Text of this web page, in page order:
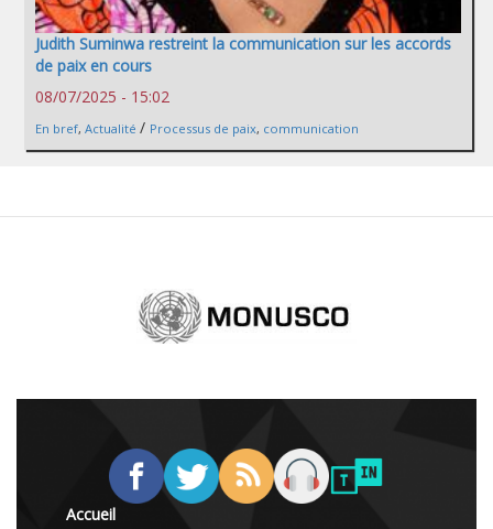
Judith Suminwa restreint la communication sur les accords
de paix en cours
08/07/2025 - 15:02
En bref, Actualité / Processus de paix, communication
Accueil